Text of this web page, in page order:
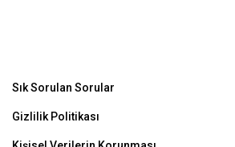
Sık Sorulan Sorular
Gizlilik Politikası